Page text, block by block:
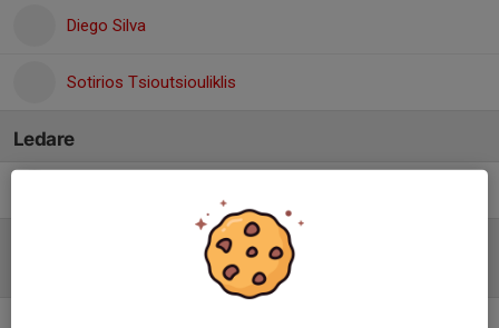
Diego Silva
Sotirios Tsioutsiouliklis
Ledare